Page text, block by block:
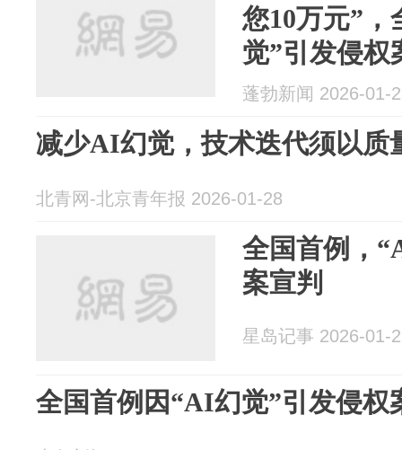
您10万元”
觉”引发侵权
蓬勃新闻 2026-01-
减少AI幻觉，技术迭代须以质
北青网-北京青年报 2026-01-28
全国首例，
案宣判
星岛记事 2026-01-
全国首例因“AI幻觉”引发侵权